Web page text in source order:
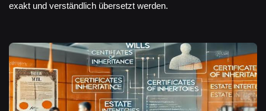
exakt und verständlich übersetzt werden.